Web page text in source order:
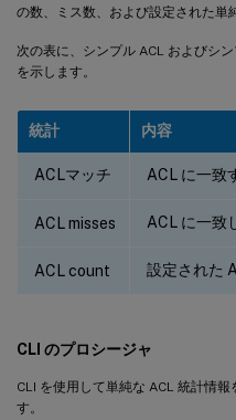
の数、ミス数、および設定された単
次の表に、シンプル ACL およびシ
を示します。
統計 内容
ACLマッチ ACL に一致
ACL misses ACL に一致
ACL count 設定された
CLI のプロシージャ
CLI を使用して単純な ACL 統計情
す。